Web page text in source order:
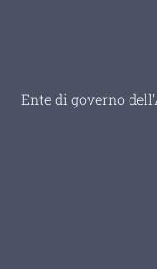
Ente di governo